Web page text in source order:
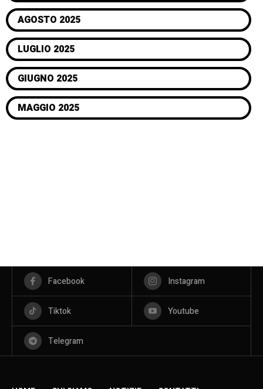
AGOSTO 2025
LUGLIO 2025
GIUGNO 2025
MAGGIO 2025
Facebook Instagram
Tiktok Youtube
Telegram